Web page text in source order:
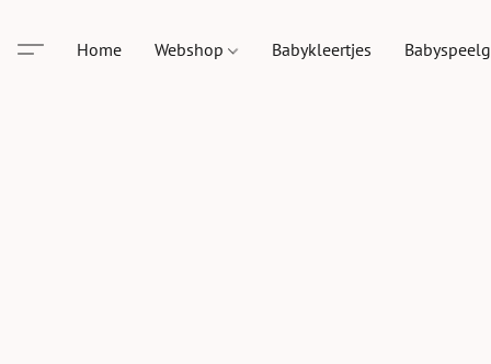
Home Webshop Babykleertjes